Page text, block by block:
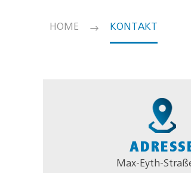
HOME KONTAKT
Max-Eyth-